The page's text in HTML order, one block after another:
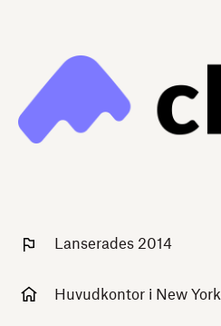
Lanserades 2014
Huvudkontor i New York